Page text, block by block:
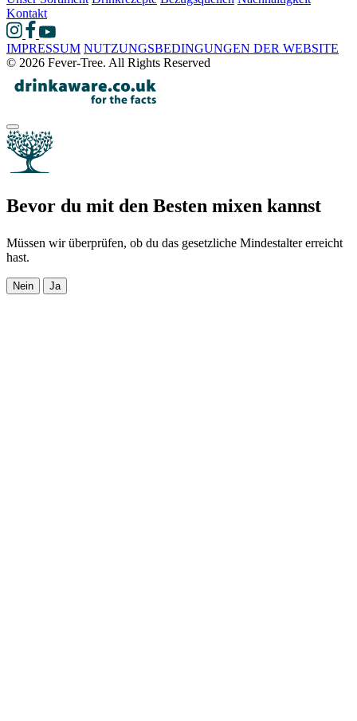
Kontakt
IMPRESSUM NUTZUNGSBEDINGUNGEN DER WEBSITE
© 2026 Fever-Tree. All Rights Reserved
Bevor du mit den Besten mixen kannst
Müssen wir überprüfen, ob du das gesetzliche Mindestalter erreicht
hast.
Nein Ja